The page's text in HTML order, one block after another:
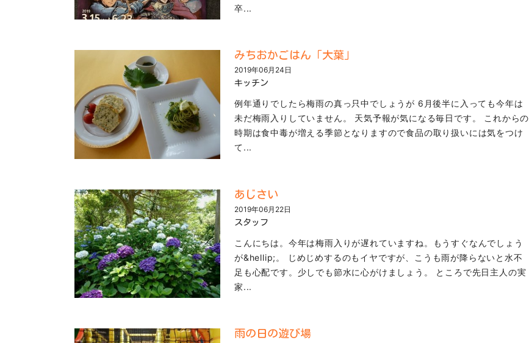
卒...
みちおかごはん「大葉」
2019年06月24日
キッチン
例年通りでしたら梅雨の真っ只中でしょうが 6月後半に入っても今年は
未だ梅雨入りしていません。 天気予報が気になる毎日です。 これからの
時期は食中毒が増える季節となりますので食品の取り扱いには気をつけ
て...
あじさい
2019年06月22日
スタッフ
こんにちは。今年は梅雨入りが遅れていますね。もうすぐなんでしょう
が&hellip;。 じめじめするのもイヤですが、こうも雨が降らないと水不
足も心配です。少しでも節水に心がけましょう。 ところで先日主人の実
家...
雨の日の遊び場